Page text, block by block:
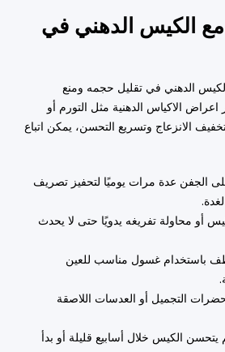
مع الكيس الدهني في
الدهني في تقليل حجمه ومنع
الاكياس الدهنية مثل التورم أو
الانزعاج وتسريع التحسن، يمكن اتباع
الجفن عدة مرات يوميًا لتحفيز تصريف
أو محاولة تفريغه يدويًا حتى لا يحدث
باستخدام غسول مناسب للعين
التجميل أو العدسات اللاصقة
يتحسن الكيس خلال أسابيع قليلة أو بدأ